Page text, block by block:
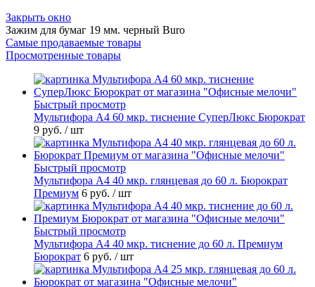
Закрыть окно
Зажим для бумаг 19 мм. черный Buro
Самые продаваемые товары
Просмотренные товары
Быстрый просмотр
Мультифора А4 60 мкр. тиснение СуперЛюкс Бюрократ
9 руб. / шт
Быстрый просмотр
Мультифора А4 40 мкр. глянцевая до 60 л. Бюрократ
Премиум 6 руб. / шт
Быстрый просмотр
Мультифора А4 40 мкр. тиснение до 60 л. Премиум
Бюрократ 6 руб. / шт